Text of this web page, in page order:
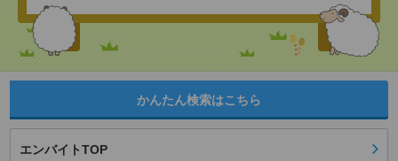
かんたん検索はこちら
エンバイトTOP